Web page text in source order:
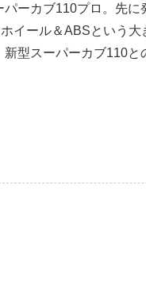
ーカブ110プロ。先に
イール＆ABSという大
型スーパーカブ110と